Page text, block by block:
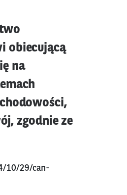
obiecującą
na
zgodnie ze
10/29/can-